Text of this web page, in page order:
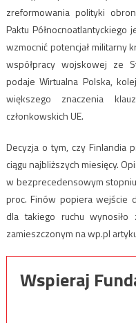
zreformowania polityki
Paktu
wzmocnić potencjał militarny
współpracy wojskowej ze
podaje Wirtualna Polska,
większego znaczenia
członkowskich UE.
Decyzja o tym, czy Finlandia
ciągu najbliższych miesięcy.
w bezprecedensowym
proc. Finów popiera wejście
dla takiego ruchu wynosiło
zamieszczonym na wp.pl
Wspieraj